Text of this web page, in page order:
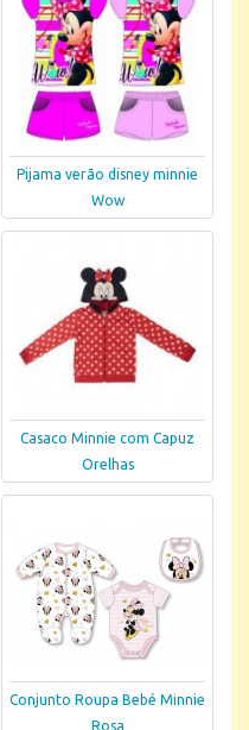
Pijama verão disney minnie
Wow
Casaco Minnie com Capuz
Orelhas
Conjunto Roupa Bebé Minnie
Rosa